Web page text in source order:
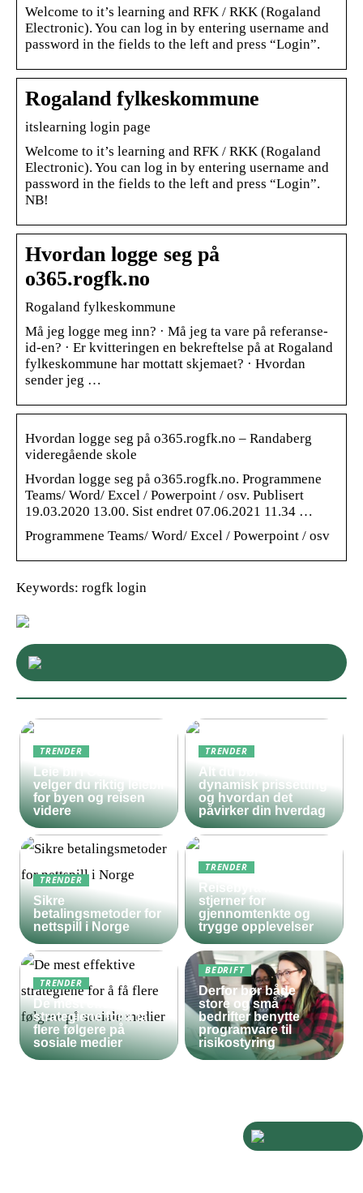
Welcome to it’s learning and RFK / RKK (Rogaland
Electronic). You can log in by entering username and
password in the fields to the left and press “Login”.
Rogaland fylkeskommune
itslearning login page
Welcome to it’s learning and RFK / RKK (Rogaland
Electronic). You can log in by entering username and
password in the fields to the left and press “Login”.
NB!
Hvordan logge seg på
o365.rogfk.no
Rogaland fylkeskommune
Må jeg logge meg inn? · Må jeg ta vare på referanse-
id-en? · Er kvitteringen en bekreftelse på at Rogaland
fylkeskommune har mottatt skjemaet? · Hvordan
sender jeg …
Hvordan logge seg på o365.rogfk.no – Randaberg
videregående skole
Hvordan logge seg på o365.rogfk.no. Programmene
Teams/ Word/ Excel / Powerpoint / osv. Publisert
19.03.2020 13.00. Sist endret 07.06.2021 11.34 …
Programmene Teams/ Word/ Excel / Powerpoint / osv
Keywords: rogfk login
TRENDER
Leie bil i Oslo – slik
velger du riktig leiebil
for byen og reisen
videre
TRENDER
Alt du bør vite om
dynamisk prissetting
og hvordan det
påvirker din hverdag
TRENDER
Sikre
betalingsmetoder for
nettspill i Norge
TRENDER
Reisebyrå med 5
stjerner for
gjennomtenkte og
trygge opplevelser
TRENDER
De mest effektive
strategiene for å få
flere følgere på
sosiale medier
BEDRIFT
Derfor bør både
store og små
bedrifter benytte
programvare til
risikostyring